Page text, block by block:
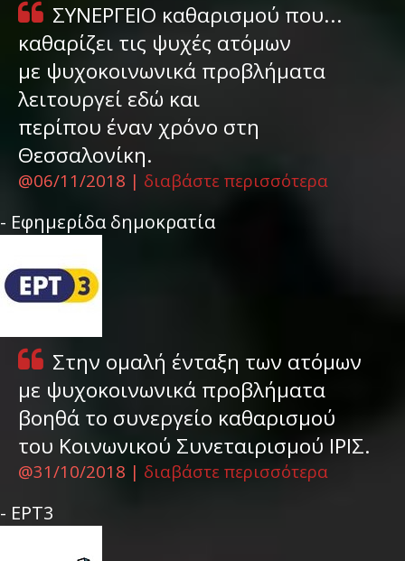
ΣΥΝΕΡΓΕΙΟ καθαρισμού που...
καθαρίζει τις ψυχές ατόμων
με ψυχοκοινωνικά προβλήματα
λειτουργεί εδώ και
περίπου έναν χρόνο στη
Θεσσαλονίκη.
@06/11/2018 | διαβάστε περισσότερα
- Εφημερίδα δημοκρατία
Στην ομαλή ένταξη των ατόμων
με ψυχοκοινωνικά προβλήματα
βοηθά το συνεργείο καθαρισμού
του Κοινωνικού Συνεταιρισμού ΙΡΙΣ.
@31/10/2018 | διαβάστε περισσότερα
- ΕΡΤ3